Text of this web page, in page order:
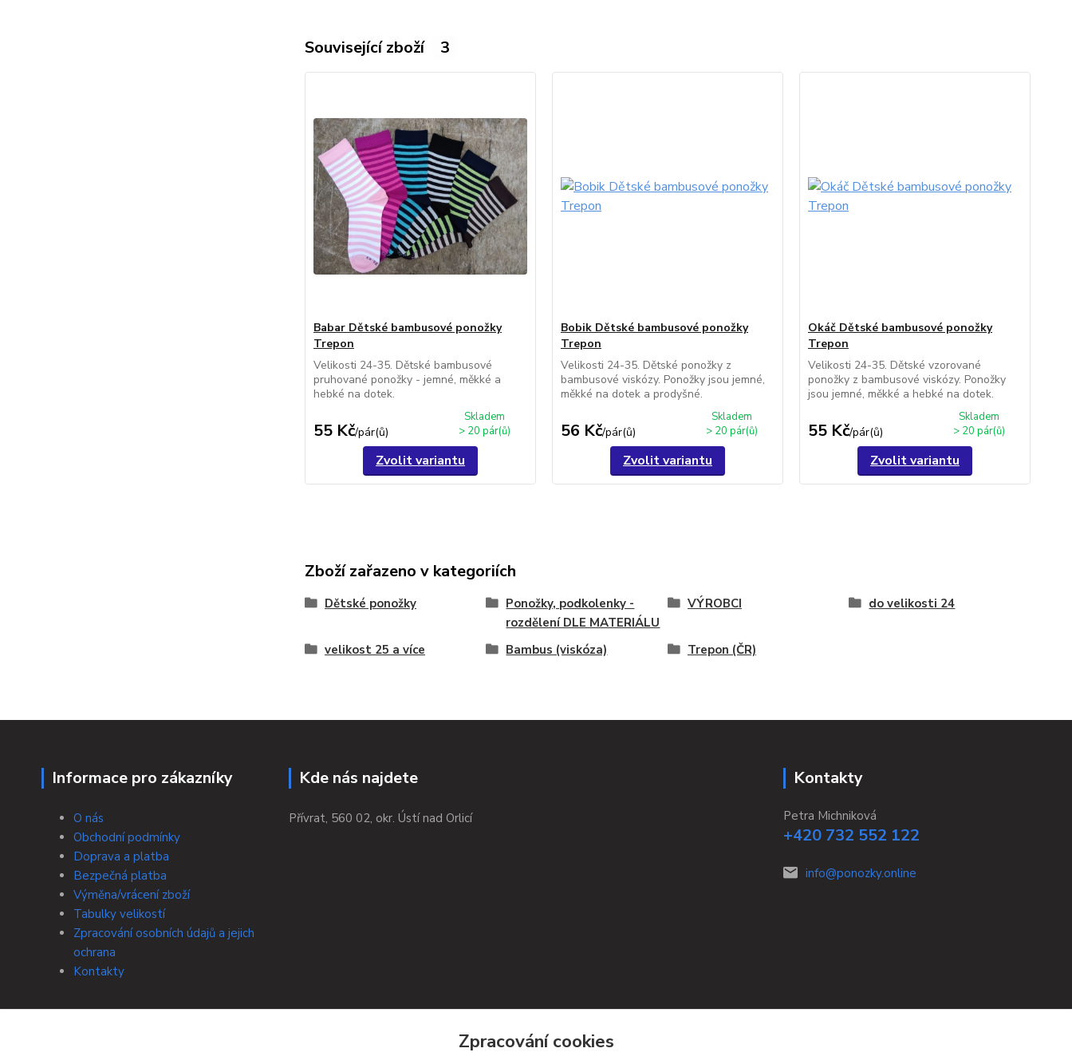
Související zboží 3
Babar Dětské bambusové ponožky
Trepon
Velikosti 24-35. Dětské bambusové
pruhované ponožky - jemné, měkké a
hebké na dotek.
55 Kč/pár(ů)
Skladem
> 20 pár(ů)
Zvolit variantu
Bobik Dětské bambusové ponožky
Trepon
Velikosti 24-35. Dětské ponožky z
bambusové viskózy. Ponožky jsou jemné,
měkké na dotek a prodyšné.
56 Kč/pár(ů)
Skladem
> 20 pár(ů)
Zvolit variantu
Okáč Dětské bambusové ponožky
Trepon
Velikosti 24-35. Dětské vzorované
ponožky z bambusové viskózy. Ponožky
jsou jemné, měkké a hebké na dotek.
55 Kč/pár(ů)
Skladem
> 20 pár(ů)
Zvolit variantu
Zboží zařazeno v kategoriích
Dětské ponožky
Ponožky, podkolenky -
rozdělení DLE MATERIÁLU
VÝROBCI do velikosti 24
velikost 25 a více Bambus (viskóza) Trepon (ČR)
Informace pro zákazníky
O nás
Obchodní podmínky
Doprava a platba
Bezpečná platba
Výměna/vrácení zboží
Tabulky velikostí
Zpracování osobních údajů a jejich
ochrana
Kontakty
Kde nás najdete
Přívrat, 560 02, okr. Ústí nad Orlicí
Kontakty
Petra Michniková
+420 732 552 122
info@ponozky.online
Zpracování cookies